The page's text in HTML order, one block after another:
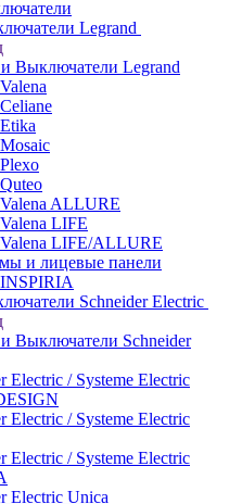
Legrand
и Выключатели Legrand
ALLURE
LIFE
LIFE/ALLURE
и лицевые панели
Schneider Electric
и Выключатели Schneider
Electric / Systeme Electric
Electric / Systeme Electric
Electric / Systeme Electric
Electric Unica